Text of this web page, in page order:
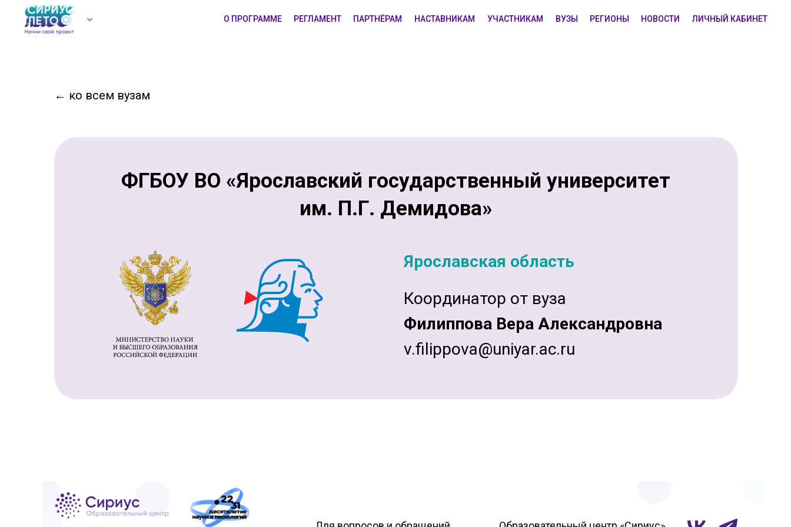
ЛИЧНЫЙ КАБИНЕТ
НОВОСТИ
РЕГИОНЫ
ВУЗЫ
УЧАСТНИКАМ
НАСТАВНИКАМ
ПАРТНЁРАМ
РЕГЛАМЕНТ
О ПРОГРАММЕ
← ко всем вузам
ФГБОУ ВО «Ярославский государственный университет
им. П.Г. Демидова»
Ярославская область
Координатор от вуза
Филиппова Вера Александровна
v.filippova@uniyar.ac.ru